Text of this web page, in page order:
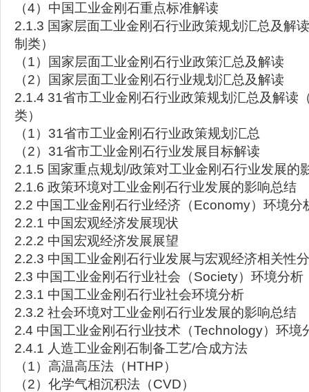
（4）中国工业金刚石重点标准解读
2.1.3 国家层面工业金刚石行业政策规划汇总及解
制类）
（1）国家层面工业金刚石行业政策汇总及解读
（2）国家层面工业金刚石行业规划汇总及解读
2.1.4 31省市工业金刚石行业政策规划汇总及解读
类）
（1）31省市工业金刚石行业政策规划汇总
（2）31省市工业金刚石行业发展目标解读
2.1.5 国家重点规划/政策对工业金刚石行业发展的
2.1.6 政策环境对工业金刚石行业发展的影响总结
2.2 中国工业金刚石行业经济（Economy）环境分
2.2.1 中国宏观经济发展现状
2.2.2 中国宏观经济发展展望
2.2.3 中国工业金刚石行业发展与宏观经济相关性
2.3 中国工业金刚石行业社会（Society）环境分析
2.3.1 中国工业金刚石行业社会环境分析
2.3.2 社会环境对工业金刚石行业发展的影响总结
2.4 中国工业金刚石行业技术（Technology）环境
2.4.1 人造工业金刚石制备工艺/合成方法
（1）高温高压法（HTHP）
（2）化学气相沉积法（CVD）